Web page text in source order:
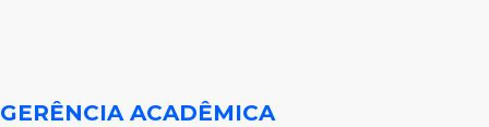
GERÊNCIA ACADÊMICA